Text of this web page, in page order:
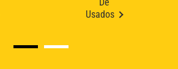
De
Usados